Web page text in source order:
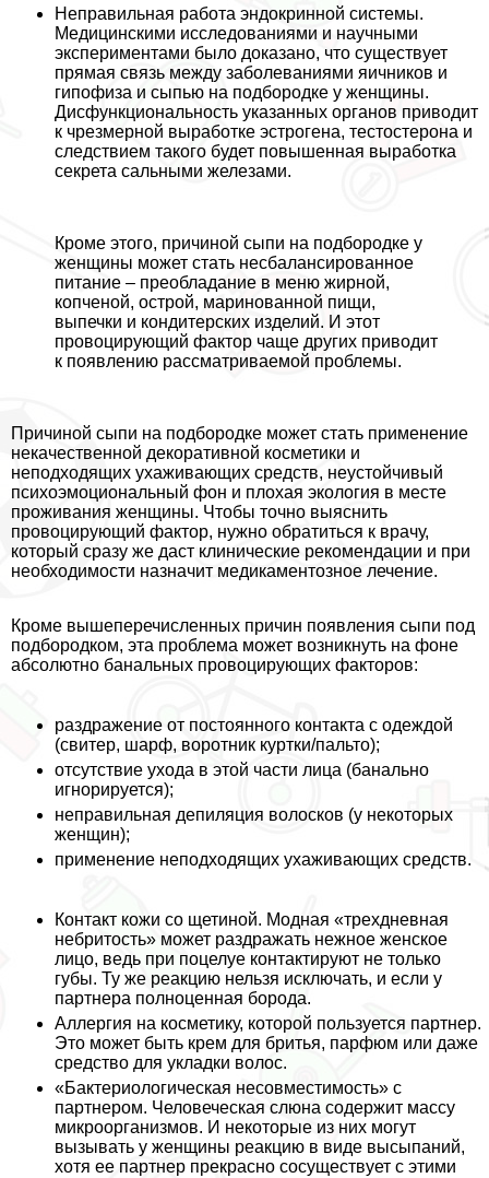
Неправильная работа эндокринной системы.
Медицинскими исследованиями и научными
экспериментами было доказано, что существует
прямая связь между заболеваниями яичников и
гипофиза и сыпью на подбородке у женщины.
Дисфункциональность указанных органов приводит
к чрезмерной выработке эстрогена, тестостерона и
следствием такого будет повышенная выработка
секрета сальными железами.
Кроме этого, причиной сыпи на подбородке у
женщины может стать несбалансированное
питание – преобладание в меню жирной,
копченой, острой, маринованной пищи,
выпечки и кондитерских изделий. И этот
провоцирующий фактор чаще других приводит
к появлению рассматриваемой проблемы.
Причиной сыпи на подбородке может стать применение
некачественной декоративной косметики и
неподходящих ухаживающих средств, неустойчивый
психоэмоциональный фон и плохая экология в месте
проживания женщины. Чтобы точно выяснить
провоцирующий фактор, нужно обратиться к врачу,
который сразу же даст клинические рекомендации и при
необходимости назначит медикаментозное лечение.
Кроме вышеперечисленных причин появления сыпи под
подбородком, эта проблема может возникнуть на фоне
абсолютно бaнaльных провоцирующих факторов:
раздражение от постоянного контакта с одеждой
(свитер, шарф, воротник куртки/пальто);
отсутствие ухода в этой части лица (бaнaльно
игнорируется);
неправильная депиляция волосков (у некоторых
женщин);
применение неподходящих ухаживающих средств.
Контакт кожи со щетиной. Модная «трехдневная
небритость» может раздражать нежное женское
лицо, ведь при поцелуе контактируют не только
губы. Ту же реакцию нельзя исключать, и если у
партнера полноценная борода.
Аллергия на косметику, которой пользуется партнер.
Это может быть крем для бритья, парфюм или даже
средство для укладки волос.
«Бактериологическая несовместимость» с
партнером. Человеческая слюна содержит массу
микроорганизмов. И некоторые из них могут
вызывать у женщины реакцию в виде высыпаний,
хотя ее партнер прекрасно сосуществует с этими